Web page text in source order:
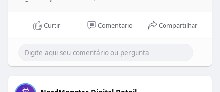
Curtir Comentario Compartilhar